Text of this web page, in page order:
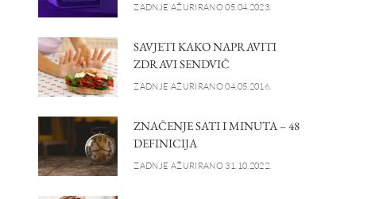
ZADNJE AŽURIRANO 05.04.2023.
SAVJETI KAKO NAPRAVITI
ZDRAVI SENDVIČ
ZADNJE AŽURIRANO 04.05.2016.
ZNAČENJE SATI I MINUTA – 48
DEFINICIJA
ZADNJE AŽURIRANO 31.10.2022.